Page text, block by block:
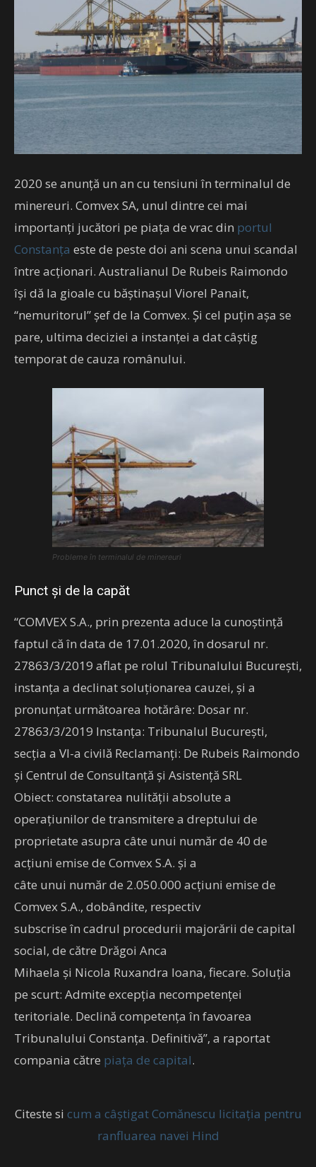
2020 se anunță un an cu tensiuni în terminalul de
minereuri. Comvex SA, unul dintre cei mai
importanți jucători pe piața de vrac din portul
Constanța este de peste doi ani scena unui scandal
între acționari. Australianul De Rubeis Raimondo
își dă la gioale cu băștinașul Viorel Panait,
“nemuritorul” șef de la Comvex. Și cel puțin așa se
pare, ultima deciziei a instanței a dat câștig
temporat de cauza românului.
Probleme în terminalul de minereuri
Punct și de la capăt
“COMVEX S.A., prin prezenta aduce la cunoștință
faptul că în data de 17.01.2020, în dosarul nr.
27863/3/2019 aflat pe rolul Tribunalului București,
instanța a declinat soluționarea cauzei, și a
pronunțat următoarea hotărâre: Dosar nr.
27863/3/2019 Instanța: Tribunalul București,
secția a VI-a civilă Reclamanți: De Rubeis Raimondo
și Centrul de Consultanță și Asistență SRL
Obiect: constatarea nulității absolute a
operațiunilor de transmitere a dreptului de
proprietate asupra câte unui număr de 40 de
acțiuni emise de Comvex S.A. și a
câte unui număr de 2.050.000 acțiuni emise de
Comvex S.A., dobândite, respectiv
subscrise în cadrul procedurii majorării de capital
social, de către Drăgoi Anca
Mihaela și Nicola Ruxandra Ioana, fiecare. Soluția
pe scurt: Admite excepția necompetenței
teritoriale. Declină competența în favoarea
Tribunalului Constanța. Definitivă”, a raportat
compania către piața de capital.
Citeste si cum a câștigat Comănescu licitația pentru
ranfluarea navei Hind